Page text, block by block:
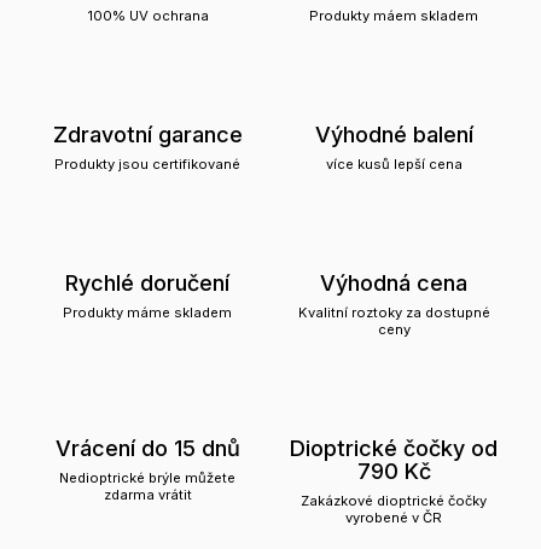
100% UV ochrana Produkty máem skladem
Zdravotní garance
Produkty jsou certifikované
Výhodné balení
více kusů lepší cena
Rychlé doručení
Produkty máme skladem
Výhodná cena
Kvalitní roztoky za dostupné
ceny
Vrácení do 15 dnů
Nedioptrické brýle můžete
zdarma vrátit
Dioptrické čočky od
790 Kč
Zakázkové dioptrické čočky
vyrobené v ČR